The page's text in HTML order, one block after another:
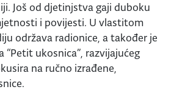
Još od djetinjstva gaji duboku
i povijesti. U vlastitom
održava radionice, a također je
“Petit ukosnica”, razvijajućeg
na ručno izrađene,